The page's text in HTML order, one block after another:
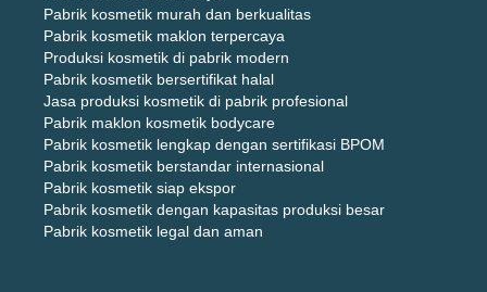
Pabrik kosmetik murah dan berkualitas
Pabrik kosmetik maklon terpercaya
Produksi kosmetik di pabrik modern
Pabrik kosmetik bersertifikat halal
Jasa produksi kosmetik di pabrik profesional
Pabrik maklon kosmetik bodycare
Pabrik kosmetik lengkap dengan sertifikasi BPOM
Pabrik kosmetik berstandar internasional
Pabrik kosmetik siap ekspor
Pabrik kosmetik dengan kapasitas produksi besar
Pabrik kosmetik legal dan aman